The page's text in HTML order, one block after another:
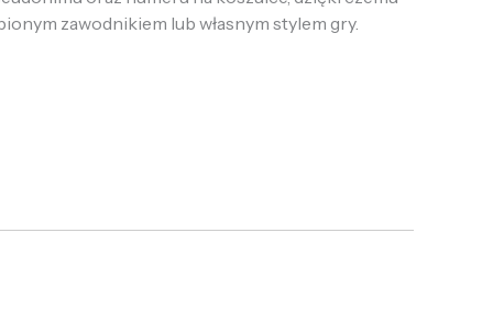
zawodnikiem lub własnym stylem gry.